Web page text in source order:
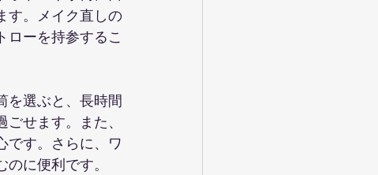
す。メイク直しの
ローを持参するこ
を選ぶと、長時間
せます。また、
です。さらに、ワ
に便利です。